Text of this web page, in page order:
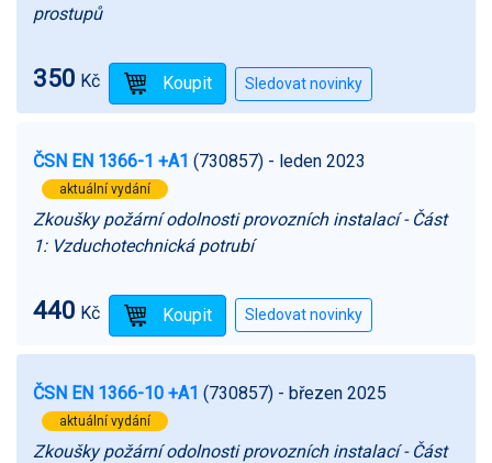
prostupů
350 Kč
ČSN EN 1366-1 +A1 (730857) - leden 2023
aktuální vydání
Zkoušky požární odolnosti provozních instalací - Část
1: Vzduchotechnická potrubí
440 Kč
ČSN EN 1366-10 +A1 (730857) - březen 2025
aktuální vydání
Zkoušky požární odolnosti provozních instalací - Část